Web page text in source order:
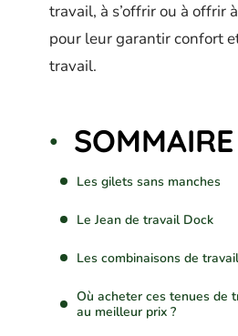
travail, à s’offrir ou à offrir
pour leur garantir confort
travail.
SOMMAIRE
Les gilets sans manches
Le Jean de travail Dock
Les combinaisons de
Où acheter ces tenues de
au meilleur prix ?